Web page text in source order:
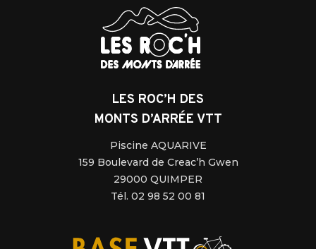
LES ROC’H DES
MONTS D’ARRÉE VTT
Piscine AQUARIVE
159 Boulevard de Creac’h Gwen
29000 QUIMPER
Tél. 02 98 52 00 81